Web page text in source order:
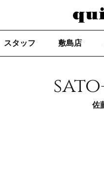
スタッフ 敷島店
佐